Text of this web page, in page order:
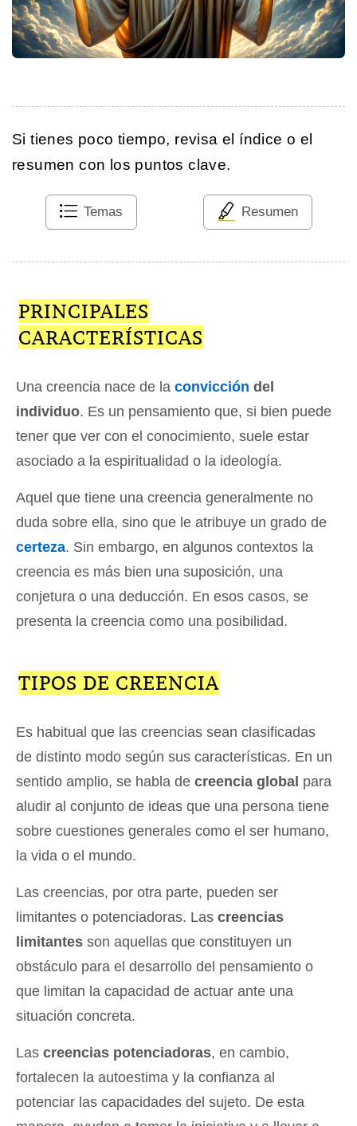
Si tienes poco tiempo, revisa el índice o el
resumen con los puntos clave.
Temas Resumen
PRINCIPALES
CARACTERÍSTICAS
Una creencia nace de la convicción del
individuo. Es un pensamiento que, si bien puede
tener que ver con el conocimiento, suele estar
asociado a la espiritualidad o la ideología.
Aquel que tiene una creencia generalmente no
duda sobre ella, sino que le atribuye un grado de
certeza. Sin embargo, en algunos contextos la
creencia es más bien una suposición, una
conjetura o una deducción. En esos casos, se
presenta la creencia como una posibilidad.
TIPOS DE CREENCIA
Es habitual que las creencias sean clasificadas
de distinto modo según sus características. En un
sentido amplio, se habla de creencia global para
aludir al conjunto de ideas que una persona tiene
sobre cuestiones generales como el ser humano,
la vida o el mundo.
Las creencias, por otra parte, pueden ser
limitantes o potenciadoras. Las creencias
limitantes son aquellas que constituyen un
obstáculo para el desarrollo del pensamiento o
que limitan la capacidad de actuar ante una
situación concreta.
Las creencias potenciadoras, en cambio,
fortalecen la autoestima y la confianza al
potenciar las capacidades del sujeto. De esta